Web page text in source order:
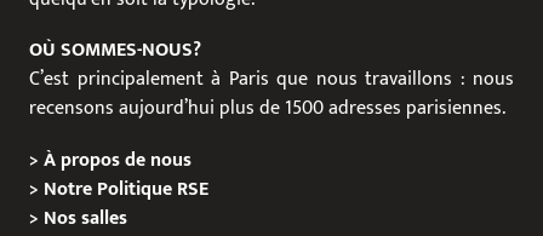
OÙ SOMMES-NOUS?
C’est principalement à Paris que nous travaillons : nous
recensons aujourd’hui plus de 1500 adresses parisiennes.
>À propos de nous
> Notre Politique RSE
> Nos salles